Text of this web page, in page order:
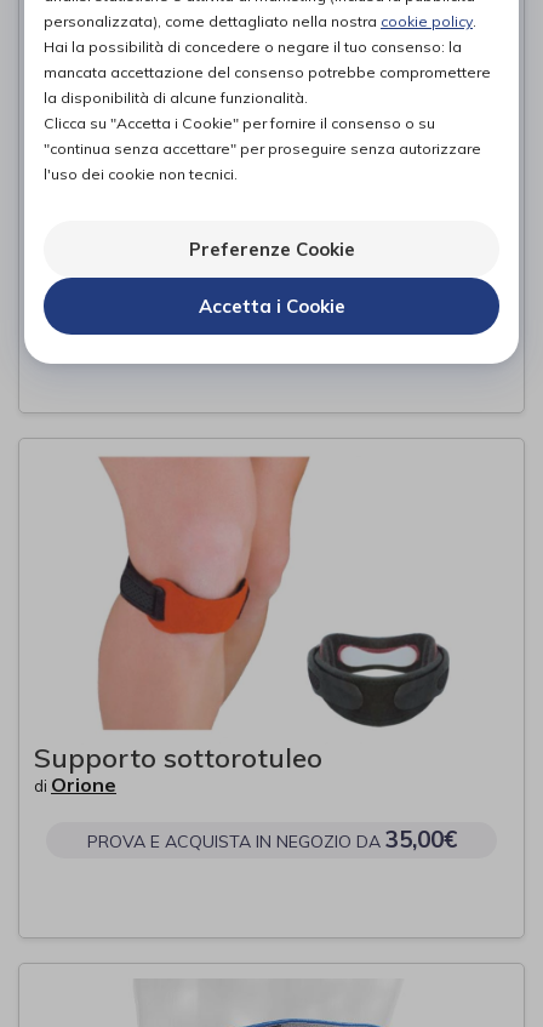
PROVA E ACQUISTA IN NEGOZIO DA
Supporto sottorotuleo
di Orione
PROVA E ACQUISTA IN NEGOZIO DA 35,00€
personalizzata), come dettagliato nella nostra cookie policy.
Hai la possibilità di concedere o negare il tuo consenso: la
mancata accettazione del consenso potrebbe compromettere
la disponibilità di alcune funzionalità.
Clicca su "Accetta i Cookie" per fornire il consenso o su
"continua senza accettare" per proseguire senza autorizzare
l'uso dei cookie non tecnici.
Preferenze Cookie
Accetta i Cookie